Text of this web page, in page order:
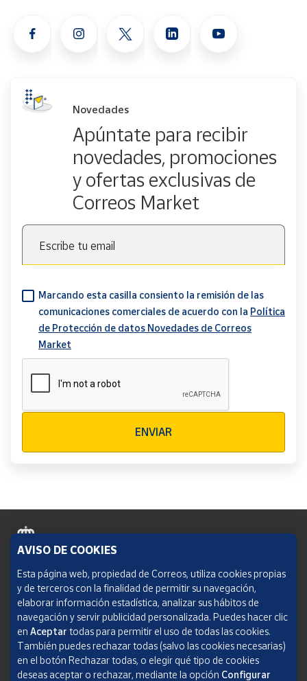
Novedades
Apúntate para recibir
novedades, promociones
y ofertas exclusivas de
Correos Market
Escribe tu email
Marcando esta casilla consiento la remisión de las
comunicaciones comerciales de acuerdo con la Política
de Protección de datos Novedades de Correos
Market
ENVIAR
Política de cookies
Aviso legal
Condiciones del servicio
Política de Privacidad Web
AVISO DE COOKIES
Esta página web, propiedad de Correos, utiliza cookies propias
y de terceros con la finalidad de permitir su navegación,
elaborar información estadística, analizar sus hábitos de
navegación y servir publicidad personalizada. Puedes hacer clic
en Aceptar todas para permitir el uso de todas las cookies.
También puedes rechazar todas (salvo las cookies necesarias)
en el botón Rechazar todas, o elegir qué tipo de cookies
deseas aceptar o rechazar, mediante la opción Configurar